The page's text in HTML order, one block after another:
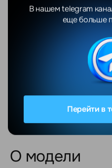
Кольцо не требует
данные — аккуратно и
можете открыть
состояние организма, без
субъективных ощущений.
Если нужен компактный
сочетает точность
Oura Ring 4 справляется с
О модели
Перейти в
В нашем telegram
еще больше